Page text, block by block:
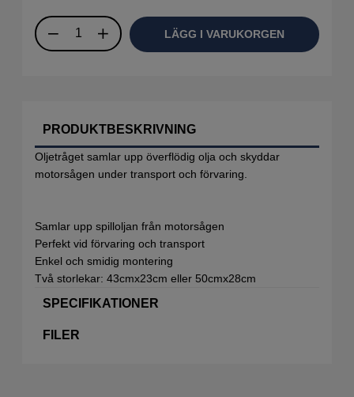
LÄGG I VARUKORGEN
PRODUKTBESKRIVNING
Oljetråget samlar upp överflödig olja och skyddar
motorsågen under transport och förvaring.
Samlar upp spilloljan från motorsågen
Perfekt vid förvaring och transport
Enkel och smidig montering
Två storlekar: 43cmx23cm eller 50cmx28cm
SPECIFIKATIONER
FILER